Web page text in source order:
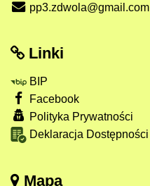
pp3.zdwola@gmail.com
Linki
BIP
Facebook
Polityka Prywatności
Deklaracja Dostępności
Mapa